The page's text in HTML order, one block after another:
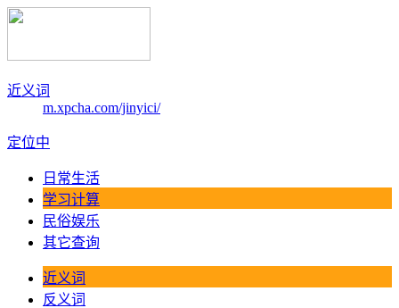
近义词
m.xpcha.com/jinyici/
定位中
日常生活
学习计算
民俗娱乐
其它查询
近义词
反义词